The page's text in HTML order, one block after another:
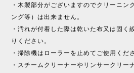
・木製部分がございますのでクリーニン
ング等）は出来ません。
・汚れが付着した際は乾いた布又は固く
りください。
・掃除機はローラーを止めてご使用くだ
・スチームクリーナーやリンサークリー